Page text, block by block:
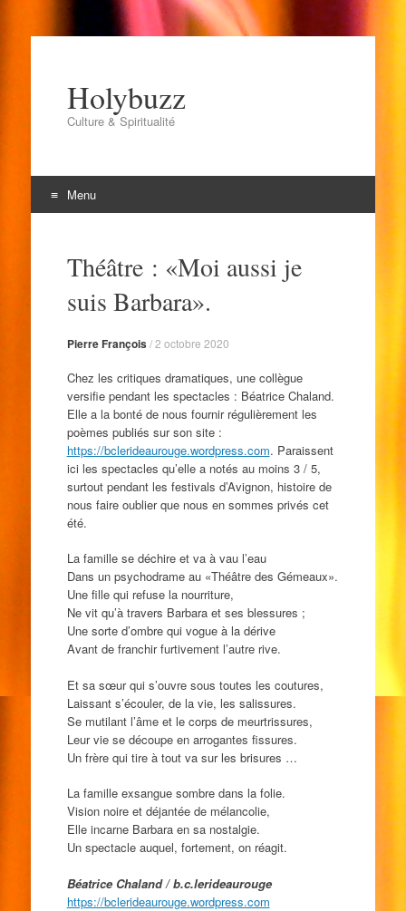
Holybuzz
Culture & Spiritualité
Menu
contenuThéâtre : «Moi aussi je
suis Barbara».
Pierre François/2 octobre 2020
Chez les critiques dramatiques, une collègue
versifie pendant les spectacles : Béatrice Chaland.
Elle a la bonté de nous fournir régulièrement les
poèmes publiés sur son site :
https://bclerideaurouge.wordpress.com. Paraissent
ici les spectacles qu’elle a notés au moins 3 / 5,
surtout pendant les festivals d’Avignon, histoire de
nous faire oublier que nous en sommes privés cet
été.
La famille se déchire et va à vau l’eau
Dans un psychodrame au «Théâtre des Gémeaux».
Une fille qui refuse la nourriture,
Ne vit qu’à travers Barbara et ses blessures ;
Une sorte d’ombre qui vogue à la dérive
Avant de franchir furtivement l’autre rive.
Et sa sœur qui s’ouvre sous toutes les coutures,
Laissant s’écouler, de la vie, les salissures.
Se mutilant l’âme et le corps de meurtrissures,
Leur vie se découpe en arrogantes fissures.
Un frère qui tire à tout va sur les brisures …
La famille exsangue sombre dans la folie.
Vision noire et déjantée de mélancolie,
Elle incarne Barbara en sa nostalgie.
Un spectacle auquel, fortement, on réagit.
Béatrice Chaland / b.c.lerideaurouge
https://bclerideaurouge.wordpress.com